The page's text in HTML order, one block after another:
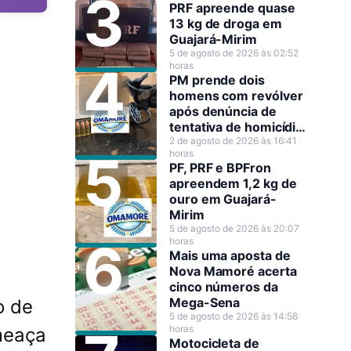
de
PRF apreende quase
13 kg de droga em
Guajará-Mirim
5 de agosto de 2026 às 02:52
horas
PM prende dois
homens com revólver
após denúncia de
tentativa de homicídio
em Guajará-Mirim
2 de agosto de 2026 às 16:41
horas
PF, PRF e BPFron
apreendem 1,2 kg de
ouro em Guajará-
Mirim
5 de agosto de 2026 às 20:07
horas
Mais uma aposta de
Nova Mamoré acerta
cinco números da
Mega-Sena
5 de agosto de 2026 às 14:56
horas
Motocicleta de